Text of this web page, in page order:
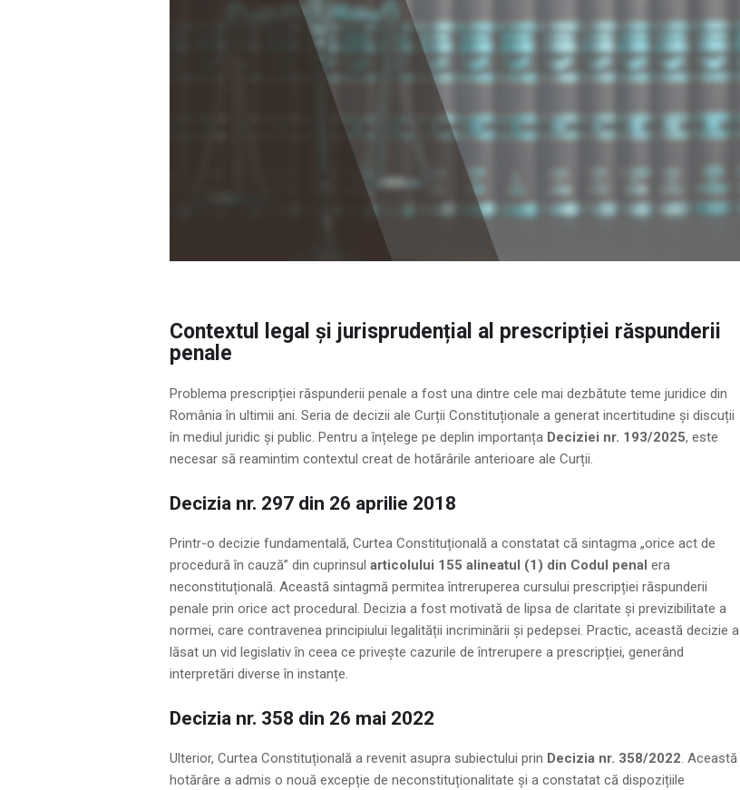
Contextul legal și jurisprudențial al prescripției răspunderii
penale
Problema prescripției răspunderii penale a fost una dintre cele mai dezbătute teme juridice din
România în ultimii ani. Seria de decizii ale Curții Constituționale a generat incertitudine și discuții
în mediul juridic și public. Pentru a înțelege pe deplin importanța Deciziei nr. 193/2025, este
necesar să reamintim contextul creat de hotărârile anterioare ale Curții.
Decizia nr. 297 din 26 aprilie 2018
Printr-o decizie fundamentală, Curtea Constituțională a constatat că sintagma „orice act de
procedură în cauză” din cuprinsul articolului 155 alineatul (1) din Codul penal era
neconstituțională. Această sintagmă permitea întreruperea cursului prescripției răspunderii
penale prin orice act procedural. Decizia a fost motivată de lipsa de claritate și previzibilitate a
normei, care contravenea principiului legalității incriminării și pedepsei. Practic, această decizie a
lăsat un vid legislativ în ceea ce privește cazurile de întrerupere a prescripției, generând
interpretări diverse în instanțe.
Decizia nr. 358 din 26 mai 2022
Ulterior, Curtea Constituțională a revenit asupra subiectului prin Decizia nr. 358/2022. Această
hotărâre a admis o nouă excepție de neconstituționalitate și a constatat că dispozițiile